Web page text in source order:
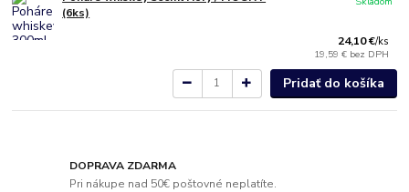
(6ks)
24,10 €/ks
19,59 € bez DPH
Pridať do košíka
DOPRAVA ZDARMA
Pri nákupe nad 50€ poštovné neplatíte.